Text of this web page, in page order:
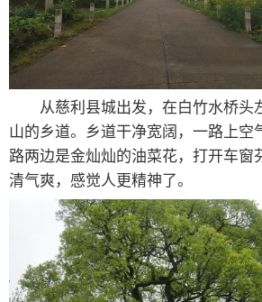
从慈利县城出发，在白竹水桥头
山的乡道。乡道干净宽阔，一路上空
路两边是金灿灿的油菜花，打开车窗
清气爽，感觉人更精神了。